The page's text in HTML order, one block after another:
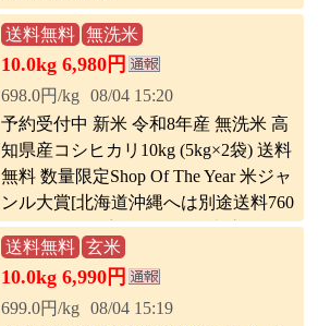
送料無料 無洗米
10.0kg 6,980円
698.0円/kg 08/04 15:20
予約受付中 新米 令和8年産 無洗米 高
知県産コシヒカリ10kg (5kg×2袋) 送料
無料 数量限定Shop Of The Year 米ジャ
ンル大賞[北海道沖縄へは別途送料760
円] コンビニ受取 コンビニ決済 後払い
可
送料無料 玄米
10.0kg 6,990円
699.0円/kg 08/04 15:19